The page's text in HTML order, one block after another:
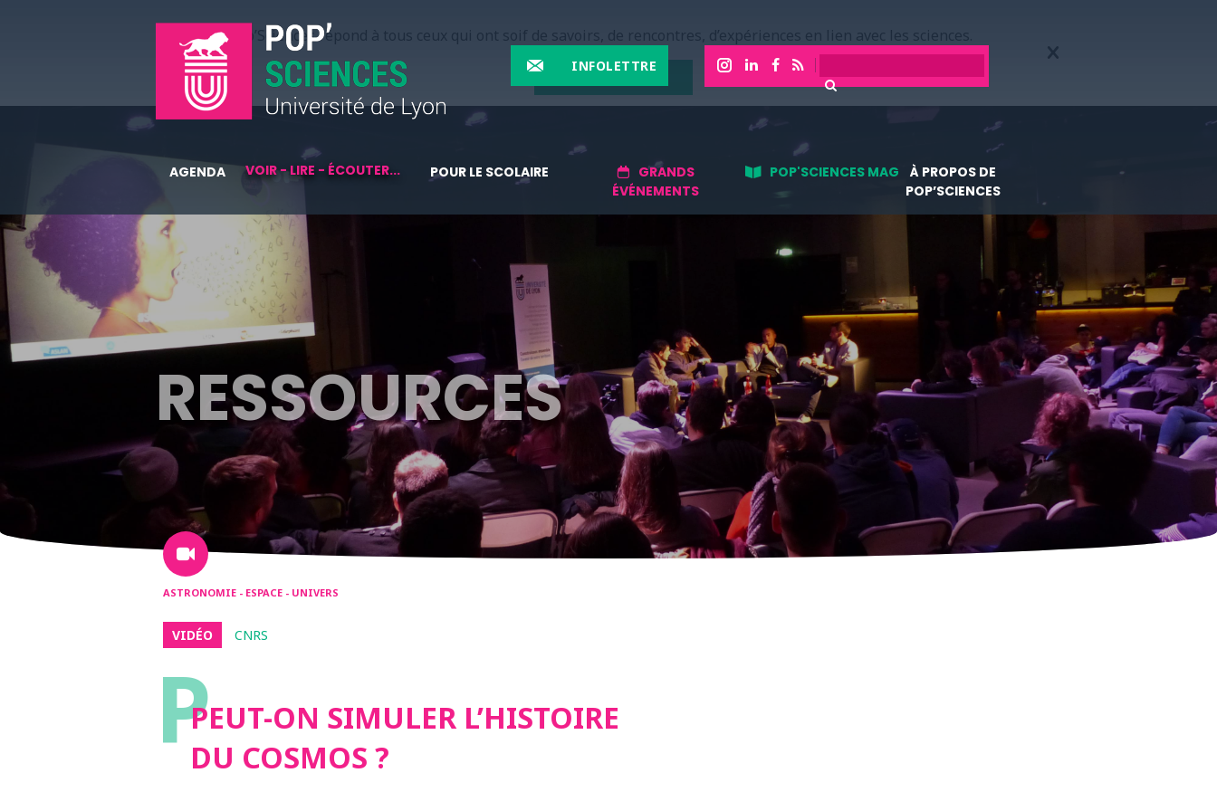
Pop’Sciences répond à tous ceux qui ont soif de savoirs, de rencontres, d’expériences en lien avec les sciences.
INFOLETTRE
AGENDA VOIR - LIRE - ÉCOUTER... POUR LE SCOLAIRE
GRANDS
ÉVÉNEMENTS
POP'SCIENCES MAG
À PROPOS DE
POP’SCIENCES
RESSOURCES
ASTRONOMIE - ESPACE - UNIVERS
VIDÉO CNRS
PPEUT-ON SIMULER L’HISTOIRE
DU COSMOS ?